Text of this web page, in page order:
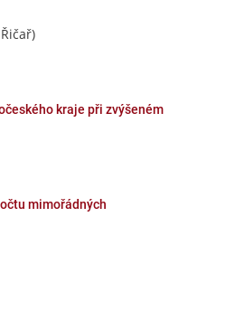
kraje při zvýšeném
mimořádných